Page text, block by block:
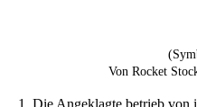
Von Rocket
1. Die Angeklagte betrieb von